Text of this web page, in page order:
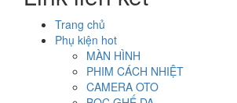
1.200.000₫.
Trang chủ
Phụ kiện hot
MÀN HÌNH
PHIM CÁCH NHIỆT
CAMERA OTO